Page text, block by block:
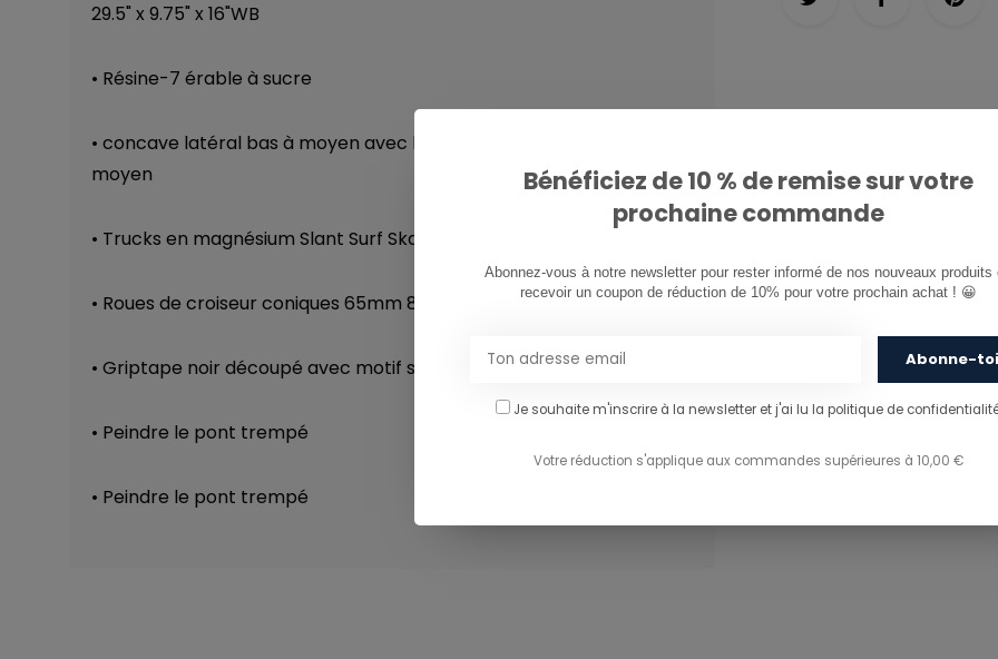
29.5" x 9.75" x 16"WB
• Résine-7 érable à sucre
• concave latéral bas à moyen avec barre arquée et talon droit
moyen
• Trucks en magnésium Slant Surf Skate
• Roues de croiseur coniques 65mm 83a
• Griptape noir découpé avec motif supérieur
• Peindre le pont trempé
• Peindre le pont trempé
Bénéficiez de 10 % de remise sur votre
prochaine commande
Abonnez-vous à notre newsletter pour rester informé de nos nouveaux produits
recevoir un coupon de réduction de 10% pour votre prochain achat ! 😀
Abonne-toi
Je souhaite m'inscrire à la newsletter et j'ai lu la politique de
Votre réduction s'applique aux commandes supérieures à 10,00 €